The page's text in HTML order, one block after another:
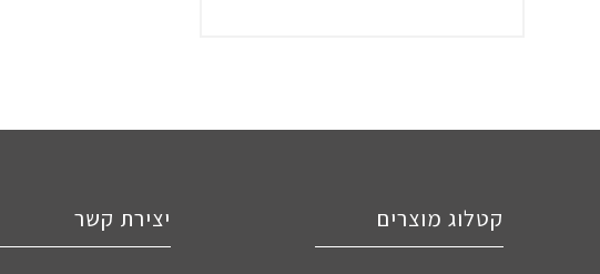
קטלוג מוצרים יצירת קשר